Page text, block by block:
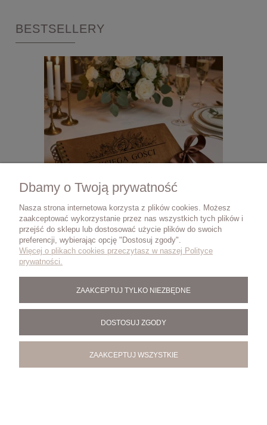
BESTSELLERY
KSIĘGA GOŚCI NA WESELE ŚLUB ANKIETA
DREWNIANA OKŁADKA PERSONALIZACJA
89,00 zł
Dbamy o Twoją prywatność
Nasza strona internetowa korzysta z plików cookies. Możesz
zaakceptować wykorzystanie przez nas wszystkich tych plików i
przejść do sklepu lub dostosować użycie plików do swoich
preferencji, wybierając opcję "Dostosuj zgody".
Więcej o plikach cookies przeczytasz w naszej Polityce
prywatności.
ZAAKCEPTUJ TYLKO NIEZBĘDNE
DOSTOSUJ ZGODY
ZAAKCEPTUJ WSZYSTKIE